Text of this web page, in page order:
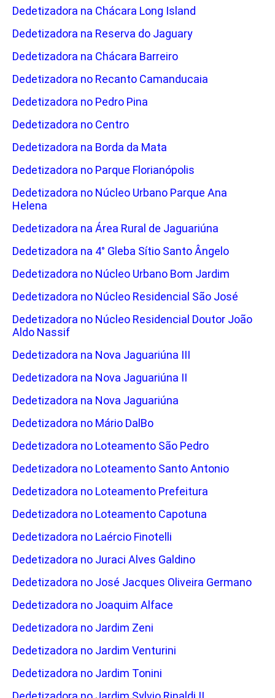
Dedetizadora na Chácara Long Island
Dedetizadora na Reserva do Jaguary
Dedetizadora na Chácara Barreiro
Dedetizadora no Recanto Camanducaia
Dedetizadora no Pedro Pina
Dedetizadora no Centro
Dedetizadora na Borda da Mata
Dedetizadora no Parque Florianópolis
Dedetizadora no Núcleo Urbano Parque Ana
Helena
Dedetizadora na Área Rural de Jaguariúna
Dedetizadora na 4° Gleba Sítio Santo Ângelo
Dedetizadora no Núcleo Urbano Bom Jardim
Dedetizadora no Núcleo Residencial São José
Dedetizadora no Núcleo Residencial Doutor João
Aldo Nassif
Dedetizadora na Nova Jaguariúna III
Dedetizadora na Nova Jaguariúna II
Dedetizadora na Nova Jaguariúna
Dedetizadora no Mário DalBo
Dedetizadora no Loteamento São Pedro
Dedetizadora no Loteamento Santo Antonio
Dedetizadora no Loteamento Prefeitura
Dedetizadora no Loteamento Capotuna
Dedetizadora no Laércio Finotelli
Dedetizadora no Juraci Alves Galdino
Dedetizadora no José Jacques Oliveira Germano
Dedetizadora no Joaquim Alface
Dedetizadora no Jardim Zeni
Dedetizadora no Jardim Venturini
Dedetizadora no Jardim Tonini